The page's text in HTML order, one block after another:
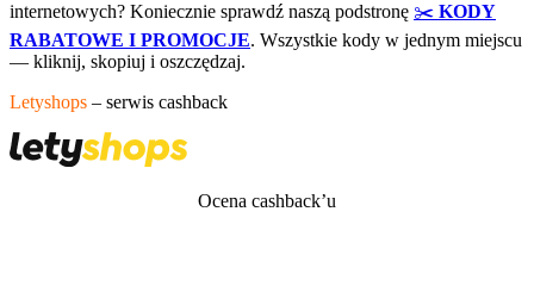
internetowych? Koniecznie sprawdź naszą podstronę ✂️ KODY
RABATOWE I PROMOCJE. Wszystkie kody w jednym miejscu
— kliknij, skopiuj i oszczędzaj.
Letyshops – serwis cashback
Ocena cashback’u